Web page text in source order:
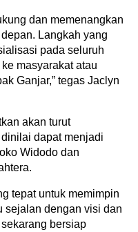
dan memenangkan
Langkah yang
pada seluruh
masyarakat atau
Ganjar,” tegas Jaclyn
akan turut
dapat menjadi
Widodo dan
tepat untuk memimpin
sejalan dengan visi dan
bersiap